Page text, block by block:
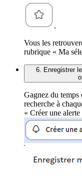
.
Vous les
rubrique « Ma
6. Enregistrer
Gagnez du temps
recherche à
« Créer une alerte